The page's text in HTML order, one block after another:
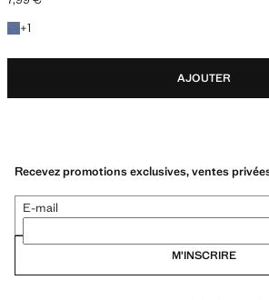
Prix actuel [7,99 € ]
+1
+1 couleur
AJOUTER
Recevez promotions exclusives, ventes
E-mail
M’INSCRIRE